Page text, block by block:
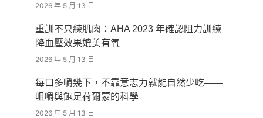
2026 年 5 月 13 日
重訓不只練肌肉：AHA 2023 年確認阻力訓練
降血壓效果媲美有氧
2026 年 5 月 13 日
每口多嚼幾下，不靠意志力就能自然少吃——
咀嚼與飽足荷爾蒙的科學
2026 年 5 月 13 日